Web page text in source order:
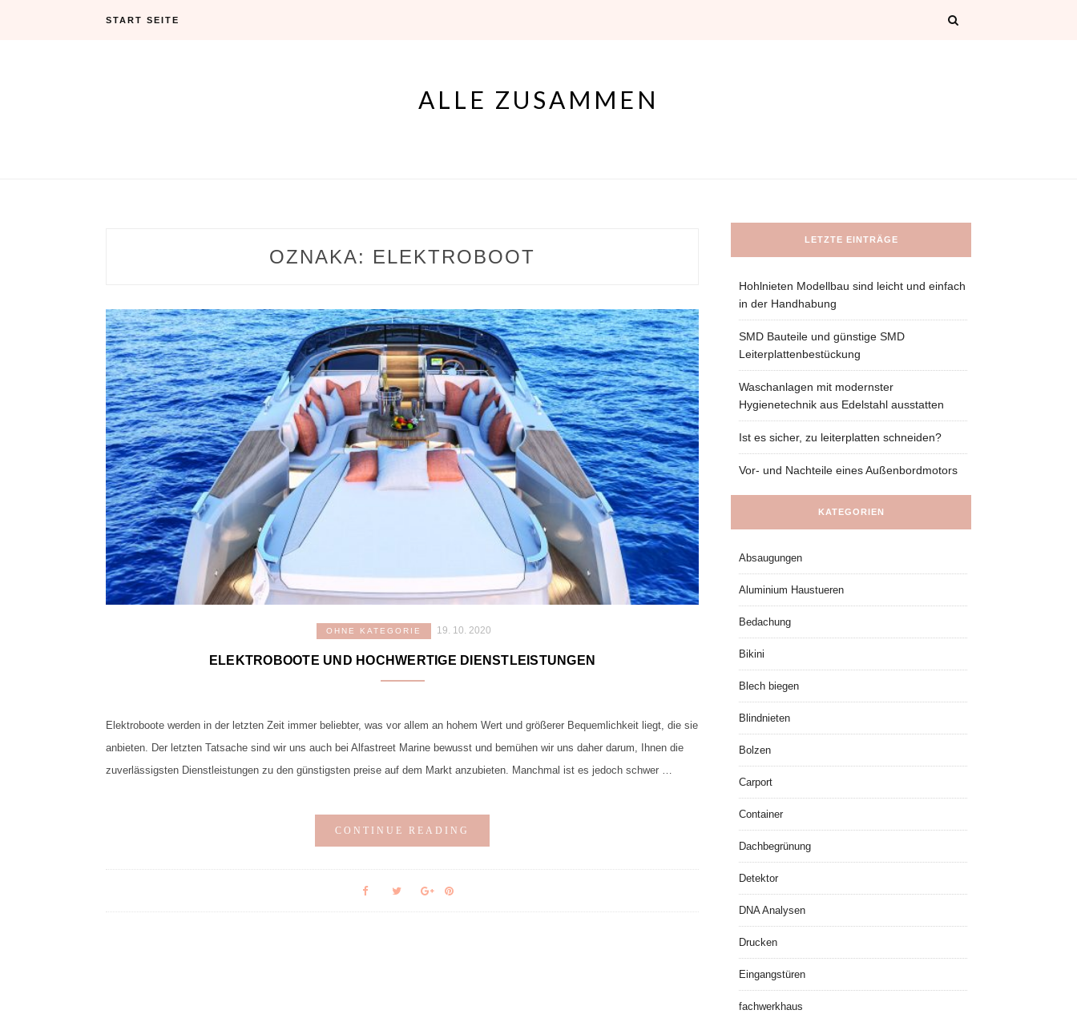
START SEITE
ALLE ZUSAMMEN
OZNAKA: ELEKTROBOOT
OHNE KATEGORIE 19. 10. 2020
ELEKTROBOOTE UND HOCHWERTIGE DIENSTLEISTUNGEN
Elektroboote werden in der letzten Zeit immer beliebter, was vor allem an hohem Wert und größerer Bequemlichkeit liegt, die sie
anbieten. Der letzten Tatsache sind wir uns auch bei Alfastreet Marine bewusst und bemühen wir uns daher darum, Ihnen die
zuverlässigsten Dienstleistungen zu den günstigsten preise auf dem Markt anzubieten. Manchmal ist es jedoch schwer …
CONTINUE READING
LETZTE EINTRÄGE
Hohlnieten Modellbau sind leicht und einfach
in der Handhabung
SMD Bauteile und günstige SMD
Leiterplattenbestückung
Waschanlagen mit modernster
Hygienetechnik aus Edelstahl ausstatten
Ist es sicher, zu leiterplatten schneiden?
Vor- und Nachteile eines Außenbordmotors
KATEGORIEN
Absaugungen
Aluminium Haustueren
Bedachung
Bikini
Blech biegen
Blindnieten
Bolzen
Carport
Container
Dachbegrünung
Detektor
DNA Analysen
Drucken
Eingangstüren
fachwerkhaus